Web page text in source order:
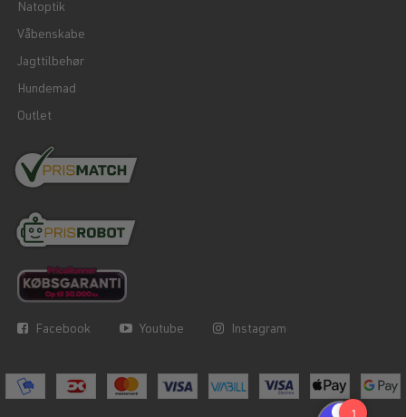
Natoptik
Våbenskabe
Jagttilbehør
Hundemad
Outlet
Facebook Youtube Instagram